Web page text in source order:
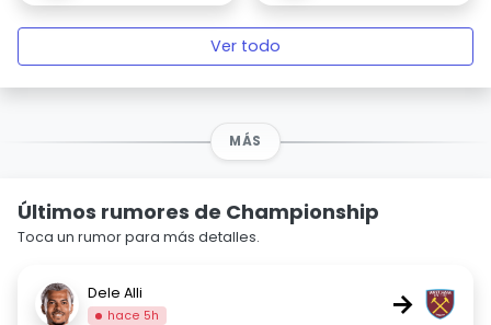
Ver todo
MÁS
Últimos rumores de Championship
Toca un rumor para más detalles.
Dele Alli
hace 5h →